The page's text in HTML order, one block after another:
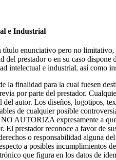
e Industrial
enunciativo pero no limitativo,
del prestador o en su caso
intelectual e industrial, así como
la finalidad para la cual fuesen
por parte del prestador.
autor. Los diseños, logotipos,
de cualquier posible
AUTORIZA expresamente a
El prestador reconoce a favor de
o responsabilidad alguna
a posibles incumplimientos
que figura en los datos de